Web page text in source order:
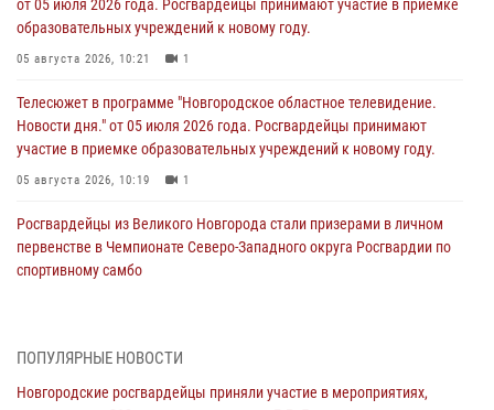
от 05 июля 2026 года. Росгвардейцы принимают участие в приемке
образовательных учреждений к новому году.
05 августа 2026, 10:21 1
Телесюжет в программе "Новгородское областное телевидение.
Новости дня." от 05 июля 2026 года. Росгвардейцы принимают
участие в приемке образовательных учреждений к новому году.
05 августа 2026, 10:19 1
Росгвардейцы из Великого Новгорода стали призерами в личном
первенстве в Чемпионате Северо-Западного округа Росгвардии по
спортивному самбо
детского лагеря
04 августа 2026, 09:13 5
ПОПУЛЯРНЫЕ НОВОСТИ
Новгородские росгвардейцы приняли участие в мероприятиях,